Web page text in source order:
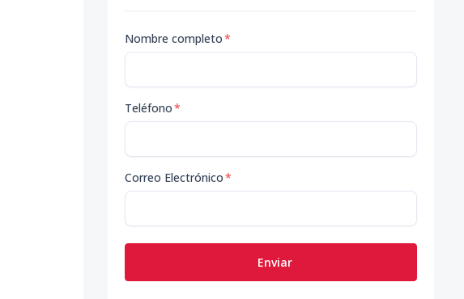
Nombre completo*
Teléfono*
Correo Electrónico*
Enviar